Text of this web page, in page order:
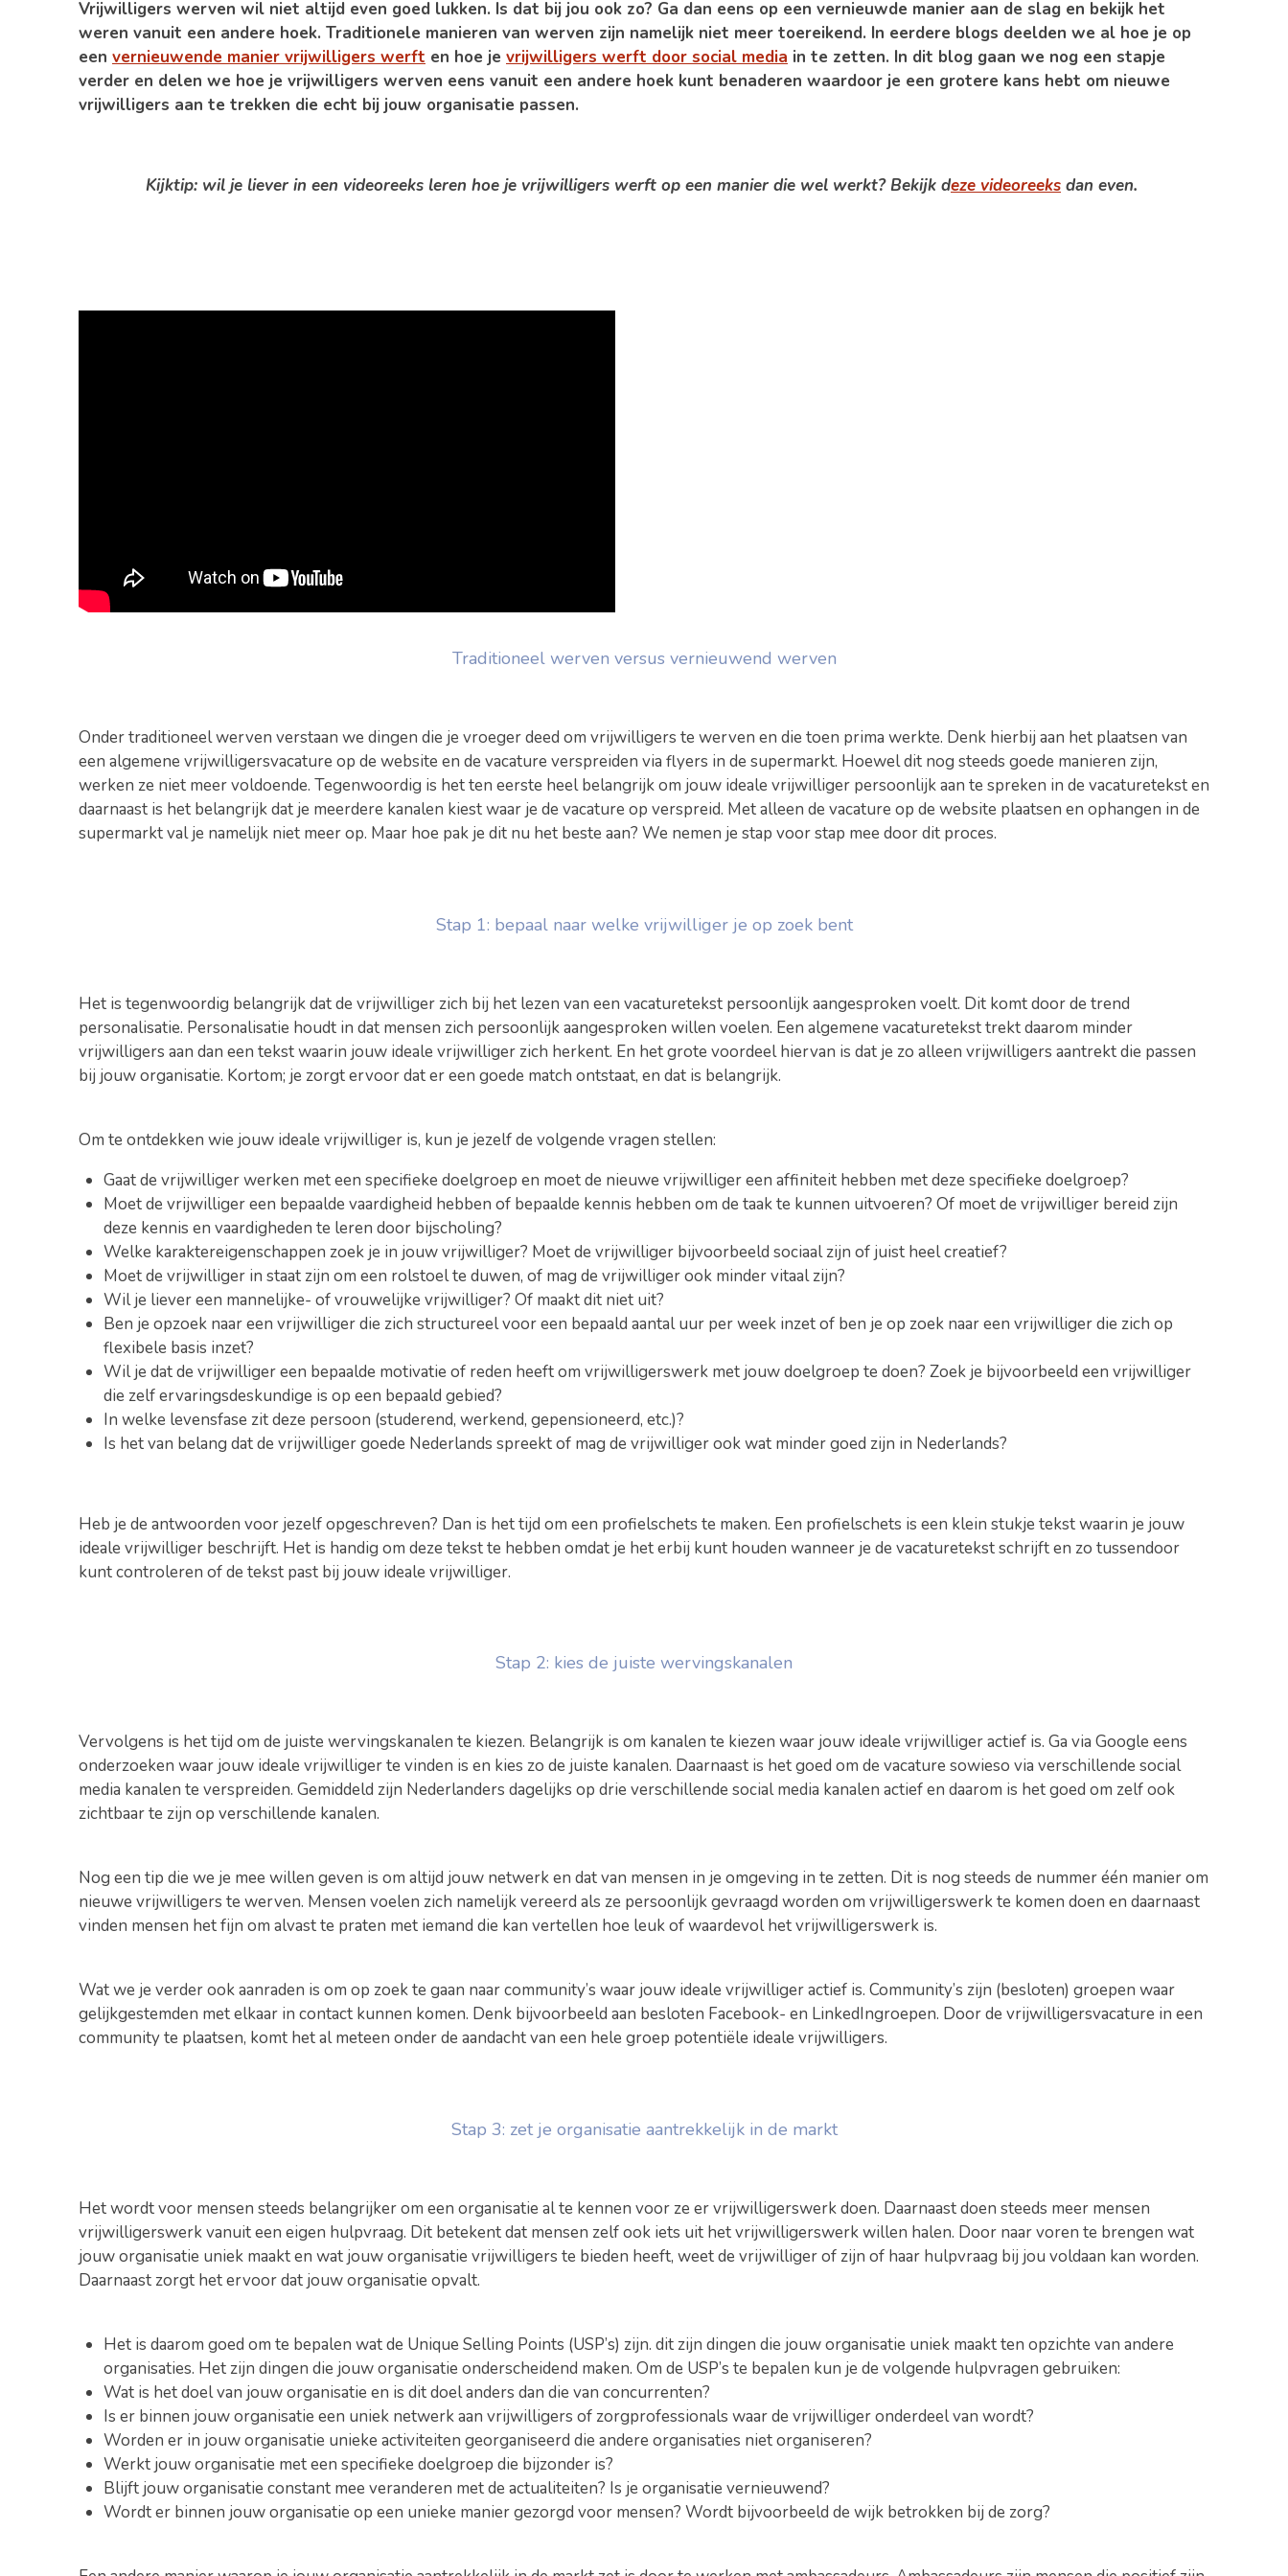
Vrijwilligers werven wil niet altijd even goed lukken. Is dat bij jou ook zo? Ga dan eens op een vernieuwde manier aan de slag en bekijk het
weren vanuit een andere hoek. Traditionele manieren van werven zijn namelijk niet meer toereikend. In eerdere blogs deelden we al hoe je op
een vernieuwende manier vrijwilligers werft en hoe je vrijwilligers werft door social media in te zetten. In dit blog gaan we nog een stapje
verder en delen we hoe je vrijwilligers werven eens vanuit een andere hoek kunt benaderen waardoor je een grotere kans hebt om nieuwe
vrijwilligers aan te trekken die echt bij jouw organisatie passen.
Kijktip: wil je liever in een videoreeks leren hoe je vrijwilligers werft op een manier die wel werkt? Bekijk deze videoreeks dan even.
Traditioneel werven versus vernieuwend werven
Onder traditioneel werven verstaan we dingen die je vroeger deed om vrijwilligers te werven en die toen prima werkte. Denk hierbij aan het plaatsen van
een algemene vrijwilligersvacature op de website en de vacature verspreiden via flyers in de supermarkt. Hoewel dit nog steeds goede manieren zijn,
werken ze niet meer voldoende. Tegenwoordig is het ten eerste heel belangrijk om jouw ideale vrijwilliger persoonlijk aan te spreken in de vacaturetekst en
daarnaast is het belangrijk dat je meerdere kanalen kiest waar je de vacature op verspreid. Met alleen de vacature op de website plaatsen en ophangen in de
supermarkt val je namelijk niet meer op. Maar hoe pak je dit nu het beste aan? We nemen je stap voor stap mee door dit proces.
Stap 1: bepaal naar welke vrijwilliger je op zoek bent
Het is tegenwoordig belangrijk dat de vrijwilliger zich bij het lezen van een vacaturetekst persoonlijk aangesproken voelt. Dit komt door de trend
personalisatie. Personalisatie houdt in dat mensen zich persoonlijk aangesproken willen voelen. Een algemene vacaturetekst trekt daarom minder
vrijwilligers aan dan een tekst waarin jouw ideale vrijwilliger zich herkent. En het grote voordeel hiervan is dat je zo alleen vrijwilligers aantrekt die passen
bij jouw organisatie. Kortom; je zorgt ervoor dat er een goede match ontstaat, en dat is belangrijk.
Om te ontdekken wie jouw ideale vrijwilliger is, kun je jezelf de volgende vragen stellen:
Gaat de vrijwilliger werken met een specifieke doelgroep en moet de nieuwe vrijwilliger een affiniteit hebben met deze specifieke doelgroep?
Moet de vrijwilliger een bepaalde vaardigheid hebben of bepaalde kennis hebben om de taak te kunnen uitvoeren? Of moet de vrijwilliger bereid zijn
deze kennis en vaardigheden te leren door bijscholing?
Welke karaktereigenschappen zoek je in jouw vrijwilliger? Moet de vrijwilliger bijvoorbeeld sociaal zijn of juist heel creatief?
Moet de vrijwilliger in staat zijn om een rolstoel te duwen, of mag de vrijwilliger ook minder vitaal zijn?
Wil je liever een mannelijke- of vrouwelijke vrijwilliger? Of maakt dit niet uit?
Ben je opzoek naar een vrijwilliger die zich structureel voor een bepaald aantal uur per week inzet of ben je op zoek naar een vrijwilliger die zich op
flexibele basis inzet?
Wil je dat de vrijwilliger een bepaalde motivatie of reden heeft om vrijwilligerswerk met jouw doelgroep te doen? Zoek je bijvoorbeeld een vrijwilliger
die zelf ervaringsdeskundige is op een bepaald gebied?
In welke levensfase zit deze persoon (studerend, werkend, gepensioneerd, etc.)?
Is het van belang dat de vrijwilliger goede Nederlands spreekt of mag de vrijwilliger ook wat minder goed zijn in Nederlands?
Heb je de antwoorden voor jezelf opgeschreven? Dan is het tijd om een profielschets te maken. Een profielschets is een klein stukje tekst waarin je jouw
ideale vrijwilliger beschrijft. Het is handig om deze tekst te hebben omdat je het erbij kunt houden wanneer je de vacaturetekst schrijft en zo tussendoor
kunt controleren of de tekst past bij jouw ideale vrijwilliger.
Stap 2: kies de juiste wervingskanalen
Vervolgens is het tijd om de juiste wervingskanalen te kiezen. Belangrijk is om kanalen te kiezen waar jouw ideale vrijwilliger actief is. Ga via Google eens
onderzoeken waar jouw ideale vrijwilliger te vinden is en kies zo de juiste kanalen. Daarnaast is het goed om de vacature sowieso via verschillende social
media kanalen te verspreiden. Gemiddeld zijn Nederlanders dagelijks op drie verschillende social media kanalen actief en daarom is het goed om zelf ook
zichtbaar te zijn op verschillende kanalen.
Nog een tip die we je mee willen geven is om altijd jouw netwerk en dat van mensen in je omgeving in te zetten. Dit is nog steeds de nummer één manier om
nieuwe vrijwilligers te werven. Mensen voelen zich namelijk vereerd als ze persoonlijk gevraagd worden om vrijwilligerswerk te komen doen en daarnaast
vinden mensen het fijn om alvast te praten met iemand die kan vertellen hoe leuk of waardevol het vrijwilligerswerk is.
Wat we je verder ook aanraden is om op zoek te gaan naar community’s waar jouw ideale vrijwilliger actief is. Community’s zijn (besloten) groepen waar
gelijkgestemden met elkaar in contact kunnen komen. Denk bijvoorbeeld aan besloten Facebook- en LinkedIngroepen. Door de vrijwilligersvacature in een
community te plaatsen, komt het al meteen onder de aandacht van een hele groep potentiële ideale vrijwilligers.
Stap 3: zet je organisatie aantrekkelijk in de markt
Het wordt voor mensen steeds belangrijker om een organisatie al te kennen voor ze er vrijwilligerswerk doen. Daarnaast doen steeds meer mensen
vrijwilligerswerk vanuit een eigen hulpvraag. Dit betekent dat mensen zelf ook iets uit het vrijwilligerswerk willen halen. Door naar voren te brengen wat
jouw organisatie uniek maakt en wat jouw organisatie vrijwilligers te bieden heeft, weet de vrijwilliger of zijn of haar hulpvraag bij jou voldaan kan worden.
Daarnaast zorgt het ervoor dat jouw organisatie opvalt.
Het is daarom goed om te bepalen wat de Unique Selling Points (USP’s) zijn. dit zijn dingen die jouw organisatie uniek maakt ten opzichte van andere
organisaties. Het zijn dingen die jouw organisatie onderscheidend maken. Om de USP’s te bepalen kun je de volgende hulpvragen gebruiken:
Wat is het doel van jouw organisatie en is dit doel anders dan die van concurrenten?
Is er binnen jouw organisatie een uniek netwerk aan vrijwilligers of zorgprofessionals waar de vrijwilliger onderdeel van wordt?
Worden er in jouw organisatie unieke activiteiten georganiseerd die andere organisaties niet organiseren?
Werkt jouw organisatie met een specifieke doelgroep die bijzonder is?
Blijft jouw organisatie constant mee veranderen met de actualiteiten? Is je organisatie vernieuwend?
Wordt er binnen jouw organisatie op een unieke manier gezorgd voor mensen? Wordt bijvoorbeeld de wijk betrokken bij de zorg?